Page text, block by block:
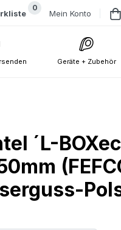
0
Mein Konto
Geräte + Zubehör
´L-